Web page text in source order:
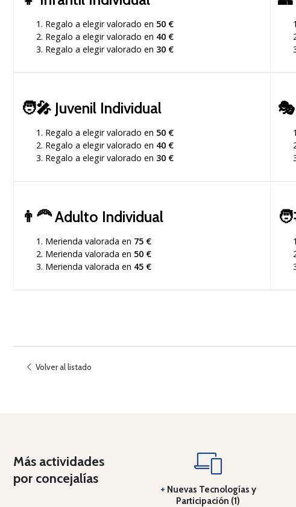
Regalo a elegir valorado en 50 €
Regalo a elegir valorado en 40 €
Regalo a elegir valorado en 30 €
🧑‍🎤 Juvenil Individual
Regalo a elegir valorado en 50 €
Regalo a elegir valorado en 40 €
Regalo a elegir valorado en 30 €
🎭
👨‍🦰Adulto Individual
Merienda valorada en 75 €
Merienda valorada en 50 €
Merienda valorada en 45 €
Volver al listado
Más actividades
por concejalías
+ Nuevas Tecnologías y
Participación (1)